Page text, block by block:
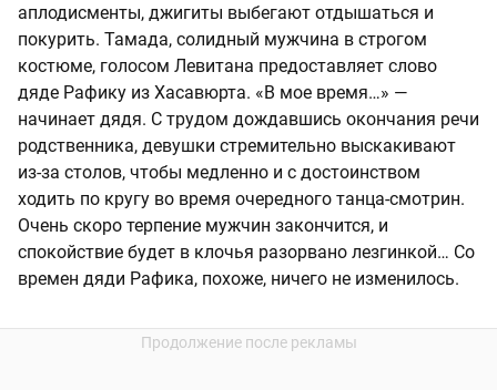
аплодисменты, джигиты выбегают отдышаться и
покурить. Тамада, солидный мужчина в строгом
костюме, голосом Левитана предоставляет слово
дяде Рафику из Хасавюрта. «В мое время…» —
начинает дядя. С трудом дождавшись окончания речи
родственника, девушки стремительно выскакивают
из-за столов, чтобы медленно и с достоинством
ходить по кругу во время очередного танца-смотрин.
Очень скоро терпение мужчин закончится, и
спокойствие будет в клочья разорвано лезгинкой… Со
времен дяди Рафика, похоже, ничего не изменилось.